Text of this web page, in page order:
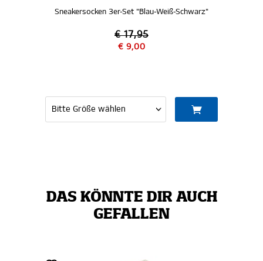
Sneakersocken 3er-Set "Blau-Weiß-Schwarz"
€ 17,95
€ 9,00
DAS KÖNNTE DIR AUCH
GEFALLEN